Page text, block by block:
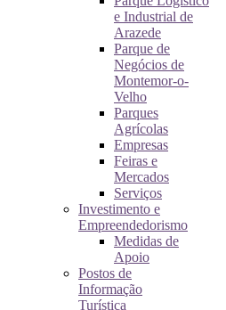
e Industrial de
Arazede
Parque de
Negócios de
Montemor-o-
Velho
Parques
Agrícolas
Empresas
Feiras e
Mercados
Serviços
Investimento e
Empreendedorismo
Medidas de
Apoio
Postos de
Informação
Turística